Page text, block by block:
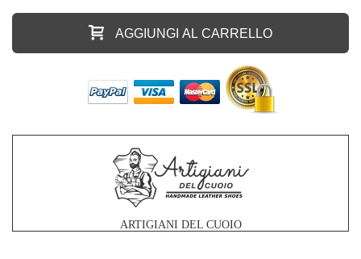
AGGIUNGI AL CARRELLO
ARTIGIANI DEL CUOIO